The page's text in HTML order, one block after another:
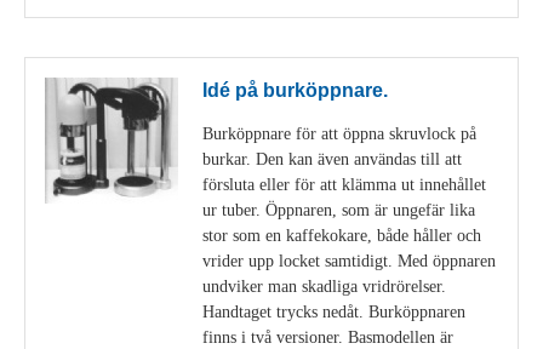
Idé på burköppnare.
Burköppnare för att öppna skruvlock på
burkar. Den kan även användas till att
försluta eller för att klämma ut innehållet
ur tuber. Öppnaren, som är ungefär lika
stor som en kaffekokare, både håller och
vrider upp locket samtidigt. Med öppnaren
undviker man skadliga vridrörelser.
Handtaget trycks nedåt. Burköppnaren
finns i två versioner. Basmodellen är